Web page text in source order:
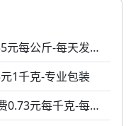
长春到景德镇物流专线-运费0.55元每公斤-每天发车
1千克-专业包装
乌鲁木齐到景德镇货运公司-运费0.73元每千克-每天发车